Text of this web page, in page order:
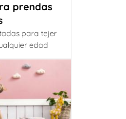
prendas
para tejer
edad